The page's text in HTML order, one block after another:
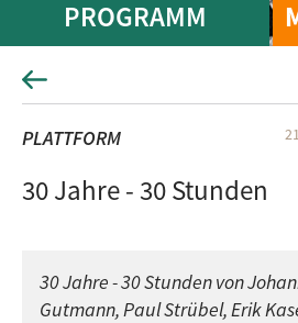
PROGRAMM
PLATTFORM
30 Jahre - 30 Stunden
30 Jahre - 30 Stunden von
Gutmann, Paul Strübel, Erik